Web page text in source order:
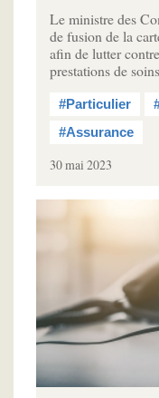
Le ministre des
de fusion de la
afin de lutter
prestations de
#Particulier
#Assurance
30 mai 2023